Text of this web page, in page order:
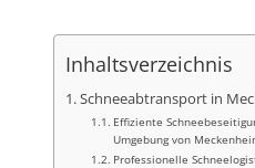
Inhaltsverzeichnis
Schneeabtransport in
Effiziente
Umgebung von
Professionelle